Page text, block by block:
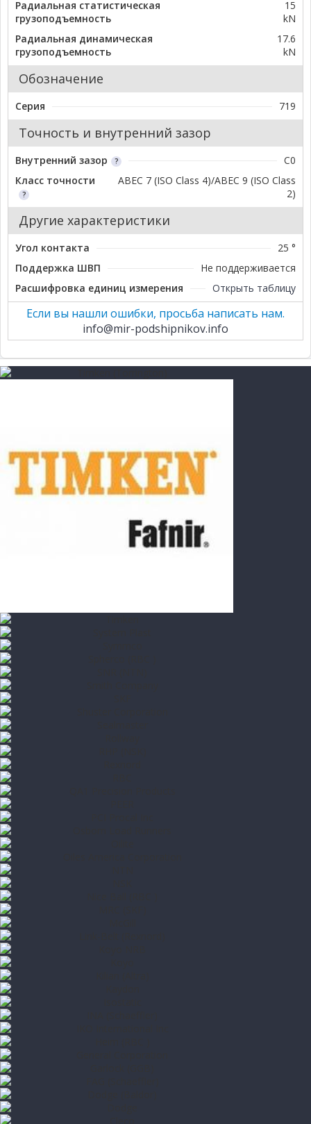
Радиальная статистическая
грузоподъемность
15
kN
Радиальная динамическая
грузоподъемность
17.6
kN
Обозначение
Серия 719
Точность и внутренний зазор
Внутренний зазор
C0
Класс точности
ABEC 7 (ISO Class 4)/ABEC 9 (ISO Class
2)
Другие характеристики
Угол контакта
25 °
Поддержка ШВП
Не поддерживается
Расшифровка единиц измерения
Открыть таблицу
Если вы нашли ошибки, просьба написать нам.
info@mir-podshipnikov.info